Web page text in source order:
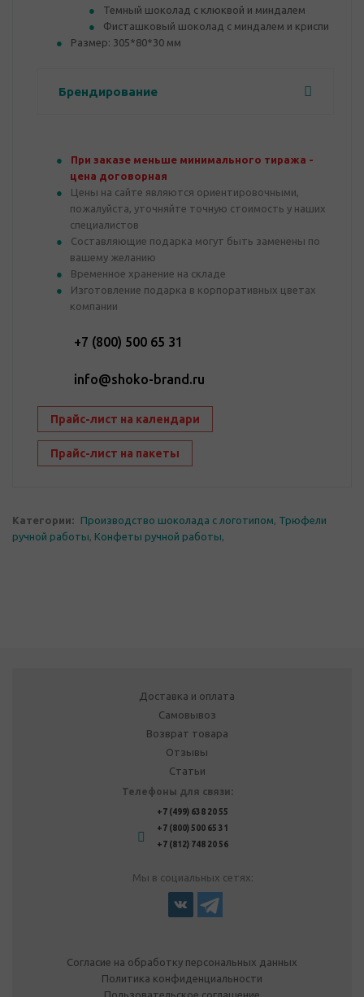
Темный шоколад с клюквой и миндалем
Фисташковый шоколад с миндалем и криспи
Размер: 305*80*30 мм
Брендирование
При заказе меньше минимального тиража -
цена договорная
Цены на сайте являются ориентировочными,
пожалуйста, уточняйте точную стоимость у наших
специалистов
Составляющие подарка могут быть заменены по
вашему желанию
Временное хранение на складе
Изготовление подарка в корпоративных цветах
компании
+7 (800) 500 65 31
info@shoko-brand.ru
Прайс-лист на календари
Прайс-лист на пакеты
Категории: Производство шоколада с логотипом, Трюфели
ручной работы, Конфеты ручной работы,
Доставка и оплата
Самовывоз
Возврат товара
Отзывы
Статьи
Телефоны для связи:
+7 (499) 638 20 55
+7 (800) 500 65 31
+7 (812) 748 20 56
Мы в социальных сетях:
Согласие на обработку персональных данных
Политика конфиденциальности
Пользовательское соглашение